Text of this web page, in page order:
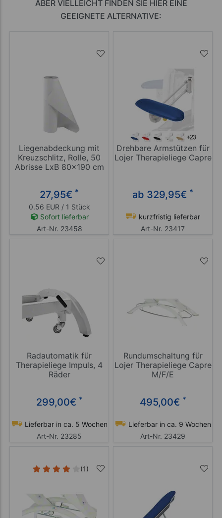
ABER VIELLEICHT FINDEN SIE HIER EINE
GEEIGNETE ALTERNATIVE:
Liegenabdeckung mit
Kreuzschlitz, Rolle, 50
Abrisse LxB 80x190 cm
27,95€ *
0.56 EUR / 1 Stück
Sofort lieferbar
Art-Nr. 23458
Drehbare Armstützen für
Lojer Therapieliege Capre
ab 329,95€ *
kurzfristig lieferbar
Art-Nr. 23417
Radautomatik für
Therapieliege Impuls, 4
Räder
299,00€ *
Lieferbar in ca. 5 Wochen
Art-Nr. 23285
Rundumschaltung für
Lojer Therapieliege Capre
M/F/E
495,00€ *
Lieferbar in ca. 9 Wochen
Art-Nr. 23429
(1)